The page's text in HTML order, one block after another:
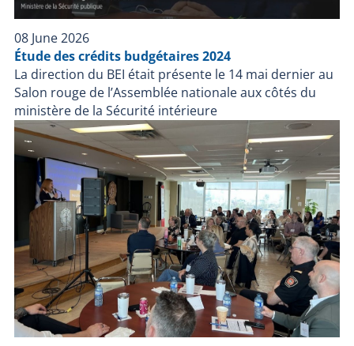
08 June 2026
Étude des crédits budgétaires 2024
La direction du BEI était présente le 14 mai dernier au
Salon rouge de l’Assemblée nationale aux côtés du
ministère de la Sécurité intérieure